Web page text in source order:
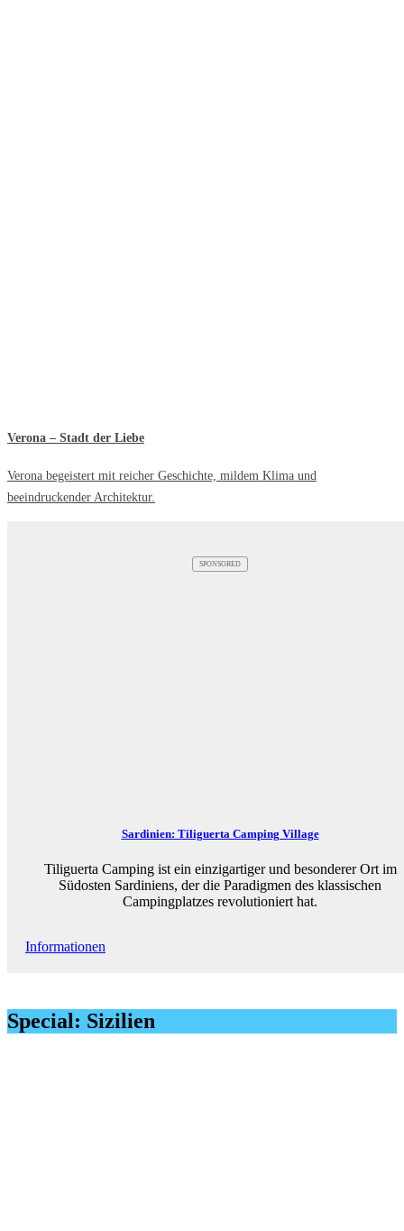
Verona – Stadt der Liebe
Verona begeistert mit reicher Geschichte, mildem Klima und
beeindruckender Architektur.
SPONSORED
Sardinien: Tiliguerta Camping Village
Tiliguerta Camping ist ein einzigartiger und besonderer Ort im
Südosten Sardiniens, der die Paradigmen des klassischen
Campingplatzes revolutioniert hat.
Informationen
Special: Sizilien